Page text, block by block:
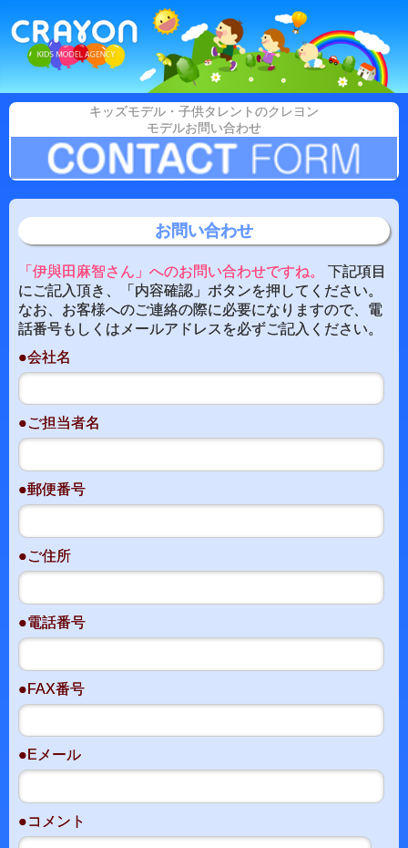
キッズモデル・子供タレントのクレヨン
モデルお問い合わせ
お問い合わせ
「伊與田麻智さん」へのお問い合わせですね。
下記項目
にご記入頂き、「内容確認」ボタンを押してください。
なお、お客様へのご連絡の際に必要になりますので、電
話番号もしくはメールアドレスを必ずご記入ください。
●会社名
●ご担当者名
●郵便番号
●ご住所
●電話番号
●FAX番号
●Eメール
●コメント